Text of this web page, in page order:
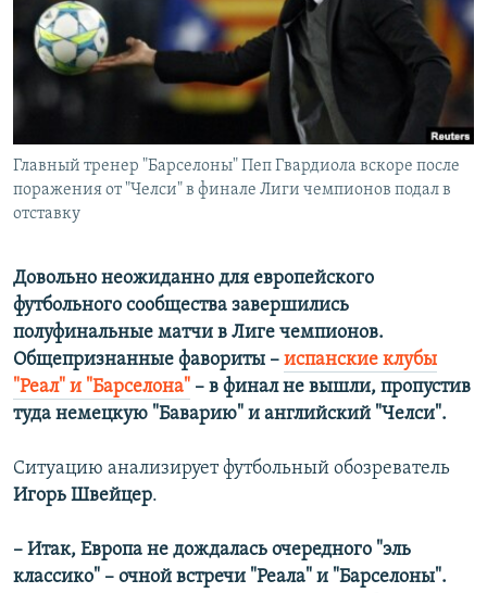
РАСПИСАНИЕ ВЕЩАНИЯ
ПОДПИШИТЕСЬ НА РАССЫЛКУ
Главный тренер "Барселоны" Пеп Гвардиола вскоре после
поражения от "Челси" в финале Лиги чемпионов подал в
отставку
Довольно неожиданно для европейского
футбольного сообщества завершились
полуфинальные матчи в Лиге чемпионов.
Общепризнанные фавориты – испанские клубы
"Реал" и "Барселона" – в финал не вышли, пропустив
туда немецкую "Баварию" и английский "Челси".
Ситуацию анализирует футбольный обозреватель
Игорь Швейцер.
– Итак, Европа не дождалась очередного "эль
классико" – очной встречи "Реала" и "Барселоны".